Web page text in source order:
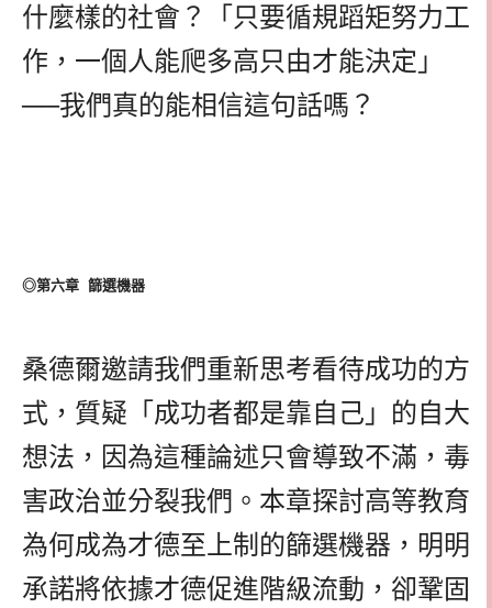
什麼樣的社會？「只要循規蹈矩努力工
作，一個人能爬多高只由才能決定」
──我們真的能相信這句話嗎？
◎第六章 篩選機器
桑德爾邀請我們重新思考看待成功的方
式，質疑「成功者都是靠自己」的自大
想法，因為這種論述只會導致不滿，毒
害政治並分裂我們。本章探討高等教育
為何成為才德至上制的篩選機器，明明
承諾將依據才德促進階級流動，卻鞏固